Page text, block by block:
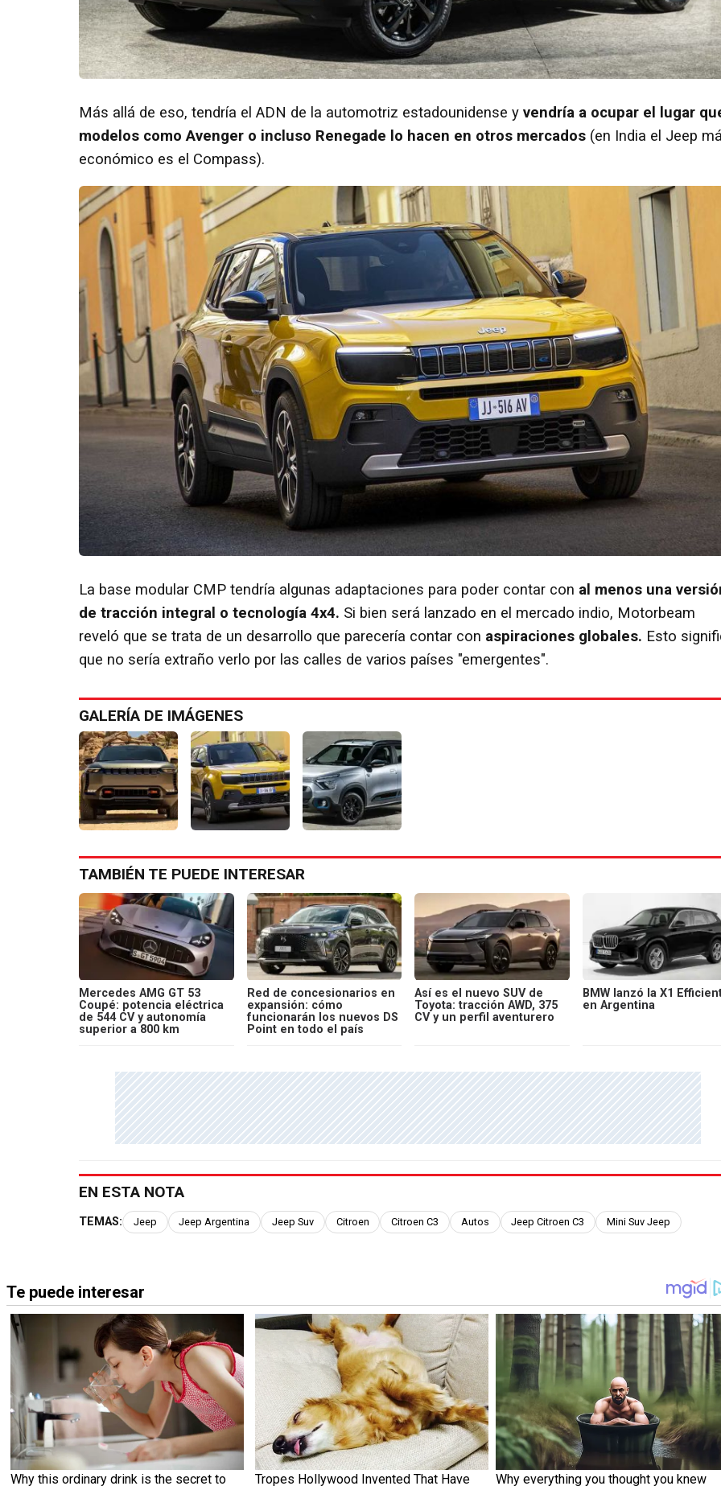
Más allá de eso, tendría el ADN de la automotriz estadounidense y vendría a ocupar el lugar
modelos como Avenger o incluso Renegade lo hacen en otros mercados (en India el Jeep
económico es el Compass).
La base modular CMP tendría algunas adaptaciones para poder contar con al menos una
de tracción integral o tecnología 4x4. Si bien será lanzado en el mercado indio, Motorbeam
reveló que se trata de un desarrollo que parecería contar con aspiraciones globales. Esto
que no sería extraño verlo por las calles de varios países "emergentes".
GALERÍA DE IMÁGENES
TAMBIÉN TE PUEDE INTERESAR
Mercedes AMG GT 53
Coupé: potencia eléctrica
de 544 CV y autonomía
superior a 800 km
Red de concesionarios en
expansión: cómo
funcionarán los nuevos DS
Point en todo el país
Así es el nuevo SUV de
Toyota: tracción AWD, 375
CV y un perfil aventurero
BMW lanzó la X1
en Argentina
EN ESTA NOTA
TEMAS: Jeep Jeep Argentina Jeep Suv Citroen Citroen C3 Autos Jeep Citroen C3 Mini Suv Jeep